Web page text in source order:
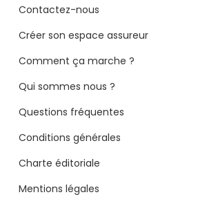
Contactez-nous
Créer son espace assureur
Comment ça marche ?
Qui sommes nous ?
Questions fréquentes
Conditions générales
Charte éditoriale
Mentions légales